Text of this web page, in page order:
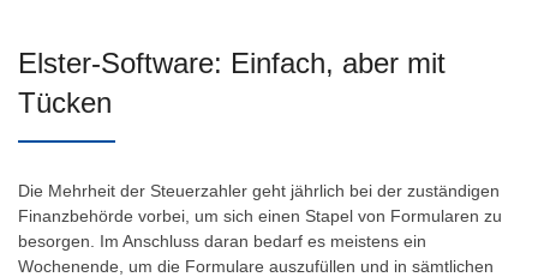
Elster-Software: Einfach, aber mit
Tücken
Die Mehrheit der Steuerzahler geht jährlich bei der zuständigen
Finanzbehörde vorbei, um sich einen Stapel von Formularen zu
besorgen. Im Anschluss daran bedarf es meistens ein
Wochenende, um die Formulare auszufüllen und in sämtlichen